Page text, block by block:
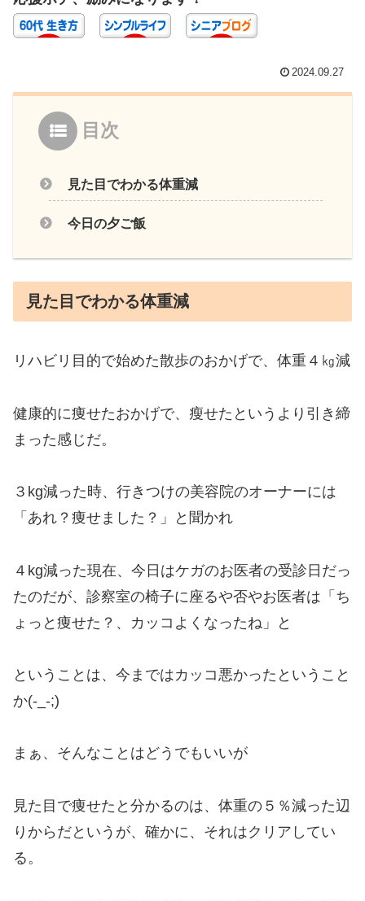
2024.09.27
目次
見た目でわかる体重減
今日の夕ご飯
見た目でわかる体重減
リハビリ目的で始めた散歩のおかげで、体重４㎏減
健康的に痩せたおかげで、瘦せたというより引き締
まった感じだ。
３kg減った時、行きつけの美容院のオーナーには
「あれ？痩せました？」と聞かれ
４kg減った現在、今日はケガのお医者の受診日だっ
たのだが、診察室の椅子に座るや否やお医者は「ち
ょっと痩せた？、カッコよくなったね」と
ということは、今まではカッコ悪かったということ
か(-_-;)
まぁ、そんなことはどうでもいいが
見た目で痩せたと分かるのは、体重の５％減った辺
りからだというが、確かに、それはクリアしてい
る。